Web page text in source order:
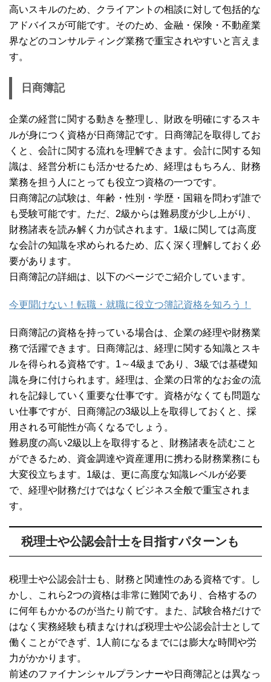
高いスキルのため、クライアントの相談に対して包括的な
アドバイスが可能です。そのため、金融・保険・不動産業
界などのコンサルティング業務で重宝されやすいと言えま
す。
日商簿記
企業の経営に関する動きを整理し、財政を明確にするスキ
ルが身につく資格が日商簿記です。日商簿記を取得してお
くと、会計に関する流れを理解できます。会計に関する知
識は、経営分析にも活かせるため、経理はもちろん、財務
業務を担う人にとっても役立つ資格の一つです。
日商簿記の試験は、年齢・性別・学歴・国籍を問わず誰で
も受験可能です。ただ、2級からは難易度が少し上がり、
財務諸表を読み解く力が試されます。1級に関しては高度
な会計の知識を求められるため、広く深く理解しておく必
要があります。
日商簿記の詳細は、以下のページでご紹介しています。
今更聞けない！転職・就職に役立つ簿記資格を知ろう！
日商簿記の資格を持っている場合は、企業の経理や財務業
務で活躍できます。日商簿記は、経理に関する知識とスキ
ルを得られる資格です。1～4級まであり、3級では基礎知
識を身に付けられます。経理は、企業の日常的なお金の流
れを記録していく重要な仕事です。資格がなくても問題な
い仕事ですが、日商簿記の3級以上を取得しておくと、採
用される可能性が高くなるでしょう。
難易度の高い2級以上を取得すると、財務諸表を読むこと
ができるため、資金調達や資産運用に携わる財務業務にも
大変役立ちます。1級は、更に高度な知識レベルが必要
で、経理や財務だけではなくビジネス全般で重宝されま
す。
税理士や公認会計士を目指すパターンも
税理士や公認会計士も、財務と関連性のある資格です。し
かし、これら2つの資格は非常に難関であり、合格するの
に何年もかかるのが当たり前です。また、試験合格だけで
はなく実務経験も積まなければ税理士や公認会計士として
働くことができず、1人前になるまでには膨大な時間や労
力がかかります。
前述のファイナンシャルプランナーや日商簿記とは異なっ